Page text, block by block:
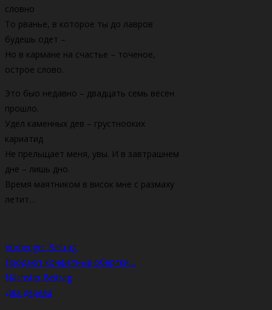
словно
То рванье, в которое ты до лавров
будешь одет –
Но в кармане на счастье – точеное,
острое слово.
Это быо недавно – двадцать семь вёсен
прошло.
Удел каменных дев – грустнооких
кариатид
Не прельщает меня, увы. И в завтрашнем
дне – лишь дно.
Время маятником в висок мне с размаху
летит…
Vorheriger Beitrag
Продают конфетные обертки…
Nächster Beitrag
Два дерева